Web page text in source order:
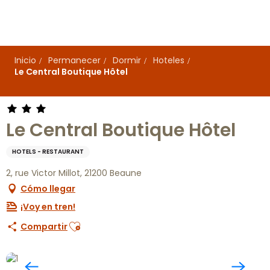
principal
Inicio
Permanecer Dormir
Hoteles
Le Central Boutique Hôtel
Le Central Boutique Hôtel
HOTELS - RESTAURANT
2, rue Victor Millot, 21200 Beaune
Cómo llegar
¡Voy en tren!
CompartirAjouter aux favoris